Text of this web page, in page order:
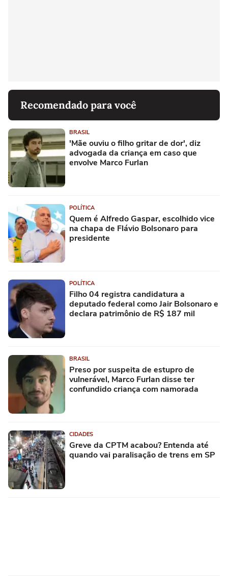
Recomendado para você
BRASIL
'Mãe ouviu o filho gritar de dor', diz
advogada da criança em caso que
envolve Marco Furlan
POLÍTICA
Quem é Alfredo Gaspar, escolhido vice
na chapa de Flávio Bolsonaro para
presidente
POLÍTICA
Filho 04 registra candidatura a
deputado federal como Jair Bolsonaro e
declara patrimônio de R$ 187 mil
BRASIL
Preso por suspeita de estupro de
vulnerável, Marco Furlan disse ter
confundido criança com namorada
CIDADES
Greve da CPTM acabou? Entenda até
quando vai paralisação de trens em SP